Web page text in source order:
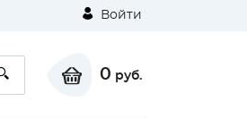
Войти
0 руб.